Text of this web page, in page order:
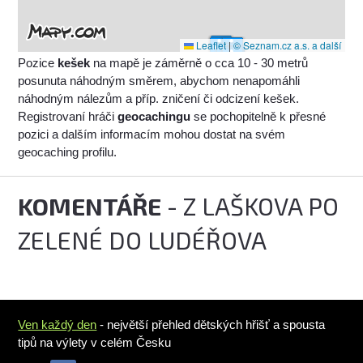
Leaflet |© Seznam.cz a.s. a další
Pozice kešek na mapě je záměrně o cca 10 - 30 metrů
posunuta náhodným směrem, abychom nenapomáhli
náhodným nálezům a příp. zničení či odcizení kešek.
Registrovaní hráčigeocachingu se pochopitelně k přesné
pozici a dalším informacím mohou dostat na svém
geocaching profilu.
KOMENTÁŘE - Z LAŠKOVA PO
ZELENÉ DO LUDÉŘOVA
Ven každý den - největší přehled dětských hřišť a spousta
tipů na výlety v celém Česku